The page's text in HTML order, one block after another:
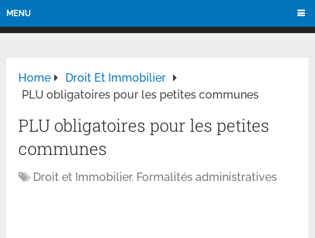
MENU
Home
Droit Et Immobilier
PLU obligatoires pour les petites communes
PLU obligatoires pour les petites
communes
Droit et Immobilier, Formalités administratives